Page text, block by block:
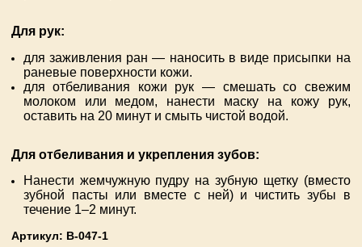
Для рук:
для заживления ран — наносить в виде присыпки на
раневые поверхности кожи.
для отбеливания кожи рук — смешать со свежим
молоком или медом, нанести маску на кожу рук,
оставить на 20 минут и смыть чистой водой.
Для отбеливания и укрепления зубов:
Нанести жемчужную пудру на зубную щетку (вместо
зубной пасты или вместе с ней) и чистить зубы в
течение 1–2 минут.
Артикул: B-047-1